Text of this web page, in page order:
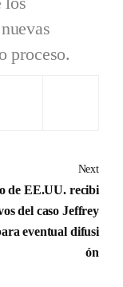
proceso.
Next
de EE.UU. recibi
del caso Jeffrey
eventual difusi
ón